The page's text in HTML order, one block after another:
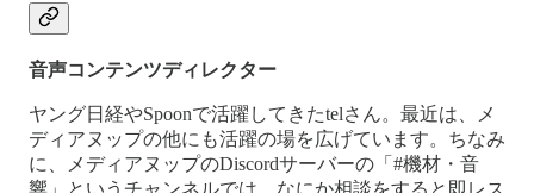
音声コンテンツディレクター
ヤング日経やSpoonで活躍してきたtelさん。最近は、メ
ディアヌップの他にも活躍の場を広げています。ちなみ
に、メディアヌップのDiscordサーバーの「#機材・音
響」というチャンネルでは、なにか相談をすると即レス